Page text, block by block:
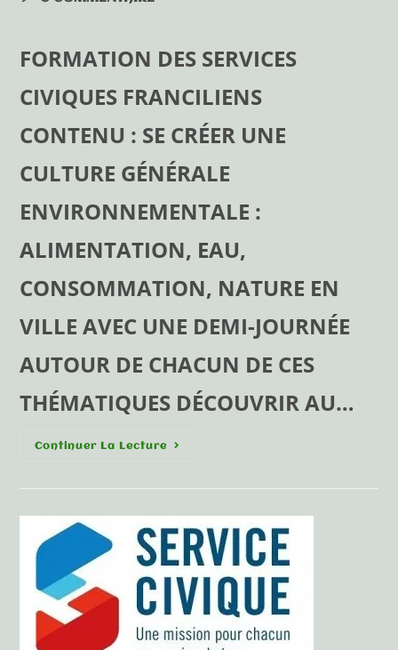
FORMATION DES SERVICES
CIVIQUES FRANCILIENS
CONTENU : SE CRÉER UNE
CULTURE GÉNÉRALE
ENVIRONNEMENTALE :
ALIMENTATION, EAU,
CONSOMMATION, NATURE EN
VILLE AVEC UNE DEMI-JOURNÉE
AUTOUR DE CHACUN DE CES
THÉMATIQUES DÉCOUVRIR AU…
Continuer La Lecture